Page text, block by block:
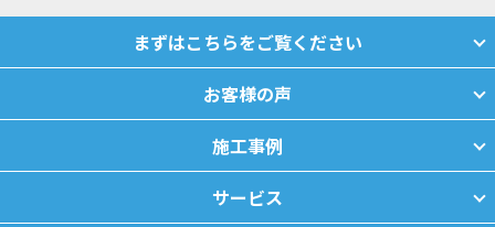
まずはこちらをご覧ください
お客様の声
施工事例
サービス